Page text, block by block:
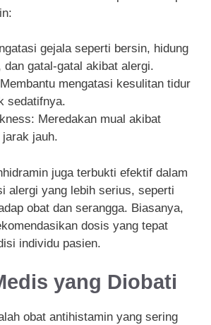
gejala seperti bersin, hidung
dan gatal-gatal akibat alergi.
mengatasi kesulitan tidur
sedatifnya.
Meredakan mual akibat
jarak jauh.
juga terbukti efektif dalam
alergi yang lebih serius, seperti
obat dan serangga. Biasanya,
dosis yang tepat
individu pasien.
yang Diobati
obat antihistamin yang sering